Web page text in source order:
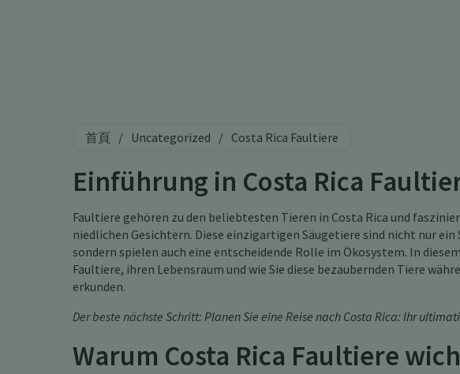
首頁 / Uncategorized / Costa Rica Faultiere
Einführung in Costa Rica
Faultiere gehören zu den beliebtesten Tieren in Costa Rica und
niedlichen Gesichtern. Diese einzigartigen Säugetiere sind nicht nur
sondern spielen auch eine entscheidende Rolle im Ökosystem. In
Faultiere, ihren Lebensraum und wie Sie diese bezaubernden Tiere
erkunden.
Der beste nächste Schritt: Planen Sie eine Reise nach Costa Rica: Ihr
Warum Costa Rica Faultiere